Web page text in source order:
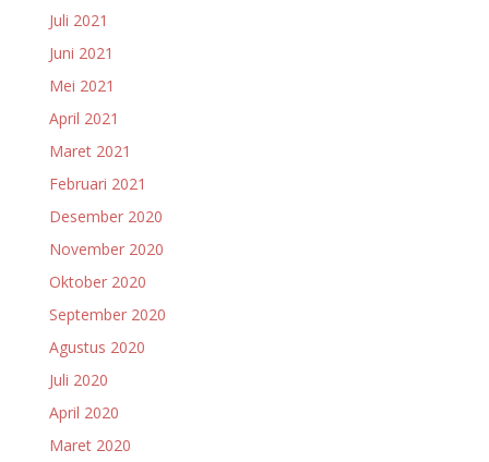
Juli 2021
Juni 2021
Mei 2021
April 2021
Maret 2021
Februari 2021
Desember 2020
November 2020
Oktober 2020
September 2020
Agustus 2020
Juli 2020
April 2020
Maret 2020